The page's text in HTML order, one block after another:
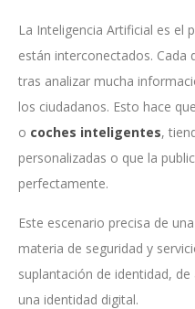
La Inteligencia Artificial es el
están interconectados. Cada
tras analizar mucha
los ciudadanos. Esto hace
o coches inteligentes,
personalizadas o que la
perfectamente.
Este escenario precisa de
materia de seguridad y
suplantación de identidad,
una identidad digital.